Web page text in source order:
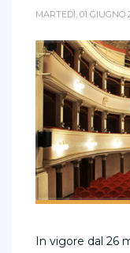
MARTEDÌ, 01 GIUGNO
In vigore dal 26